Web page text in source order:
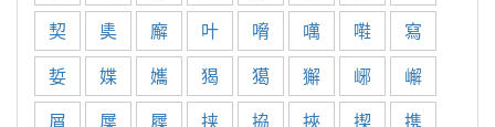
契
奊 廨 叶 嗋 噧 嚡
寫
娎
媟 孈 猲 獦 獬 峫
嶰
屑
屟 屧 挟 拹 挾 揳
携